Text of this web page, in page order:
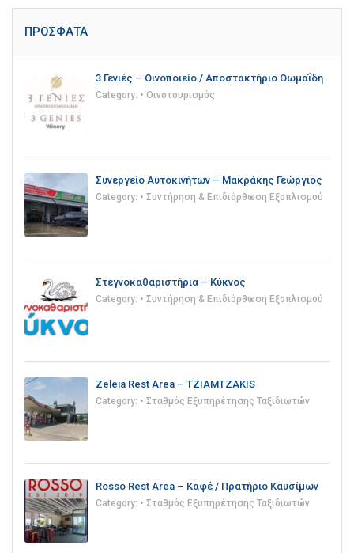
ΠΡΌΣΦΑΤΑ
3 Γενιές – Οινοποιείο / Αποστακτήριο Θωμαΐδη
Category: • Οινοτουρισμός
Συνεργείο Αυτοκινήτων – Μακράκης Γεώργιος
Category: • Συντήρηση & Επιδιόρθωση Εξοπλισμού
Στεγνοκαθαριστήρια – Κύκνος
Category: • Συντήρηση & Επιδιόρθωση Εξοπλισμού
Zeleia Rest Area – TZIAMTZAKIS
Category: • Σταθμός Εξυπηρέτησης Ταξιδιωτών
Rosso Rest Area – Καφέ / Πρατήριο Καυσίμων
Category: • Σταθμός Εξυπηρέτησης Ταξιδιωτών